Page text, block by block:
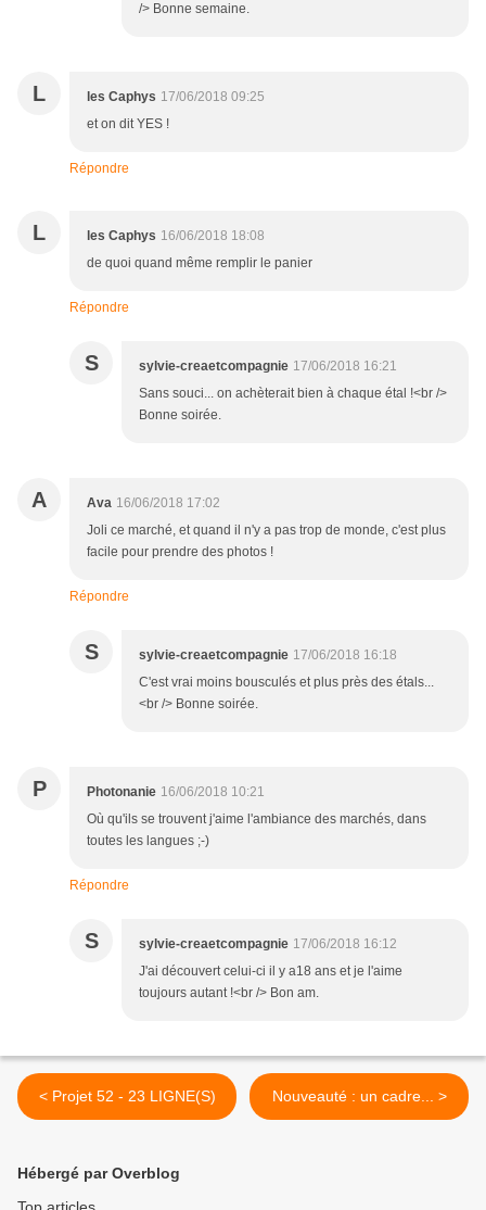
/> Bonne semaine.
L les Caphys 17/06/2018 09:25
et on dit YES !
Répondre
L les Caphys 16/06/2018 18:08
de quoi quand même remplir le panier
Répondre
S sylvie-creaetcompagnie 17/06/2018 16:21
Sans souci... on achèterait bien à chaque étal !<br />
Bonne soirée.
A Ava 16/06/2018 17:02
Joli ce marché, et quand il n'y a pas trop de monde, c'est plus
facile pour prendre des photos !
Répondre
S sylvie-creaetcompagnie 17/06/2018 16:18
C'est vrai moins bousculés et plus près des étals...
<br /> Bonne soirée.
P Photonanie 16/06/2018 10:21
Où qu'ils se trouvent j'aime l'ambiance des marchés, dans
toutes les langues ;-)
Répondre
S sylvie-creaetcompagnie 17/06/2018 16:12
J'ai découvert celui-ci il y a18 ans et je l'aime
toujours autant !<br /> Bon am.
< Projet 52 - 23 LIGNE(S) Nouveauté : un cadre... >
Hébergé par Overblog